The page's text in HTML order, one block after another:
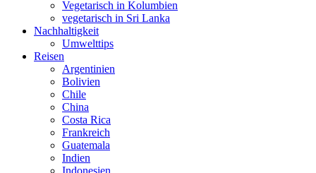
Vegetarisch in Kolumbien
vegetarisch in Sri Lanka
Nachhaltigkeit
Umwelttips
Reisen
Argentinien
Bolivien
Chile
China
Costa Rica
Frankreich
Guatemala
Indien